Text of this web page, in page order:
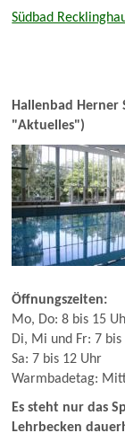
Südbad
Hallenbad Herner
"Aktuelles")
Öffnungszeiten:
Mo, Do: 8 bis 15
Di, Mi und Fr: 7 bis
Sa: 7 bis 12 Uhr
Warmbadetag:
Es steht nur das
Lehrbecken